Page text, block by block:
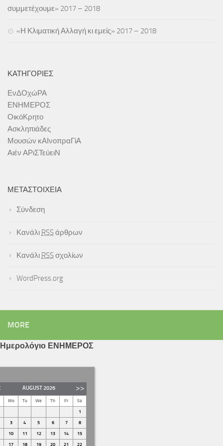
συμμετέχουμε» 2017 – 2018
«Η Κλιματική Αλλαγή κι εμείς» 2017 – 2018
ΚΑΤΗΓΟΡΊΕΣ
ΕνΔΟχώΡΑ
ΕΝΗΜΕΡΟΣ
ΟικόΚρητο
Ασκληπιάδες
Μουσών κΑΙνοπραΓίΑ
Αιέν ΑΡιΣΤεύειΝ
ΜΕΤΑΣΤΟΙΧΕΊΑ
Σύνδεση
Κανάλι RSSάρθρων
Κανάλι RSSσχολίων
WordPress.org
MORE
Ημερολόγιο ΕΝΗΜΕΡΟΣ
AUGUST2026
Mo Tu We Th Fr Sa
1
3 4 5 6 7 8
10 11 12 13 14 15
17 18 19 20 21 22